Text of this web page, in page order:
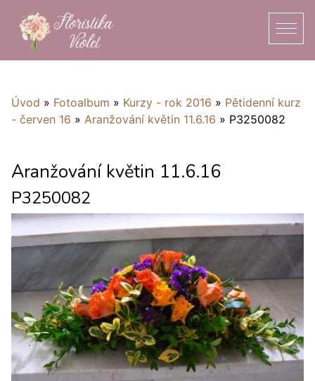
Úvod » Fotoalbum » Kurzy - rok 2016 » Pětidenní kurz
- červen 16 » Aranžování květin 11.6.16 » P3250082
Aranžování květin 11.6.16
P3250082